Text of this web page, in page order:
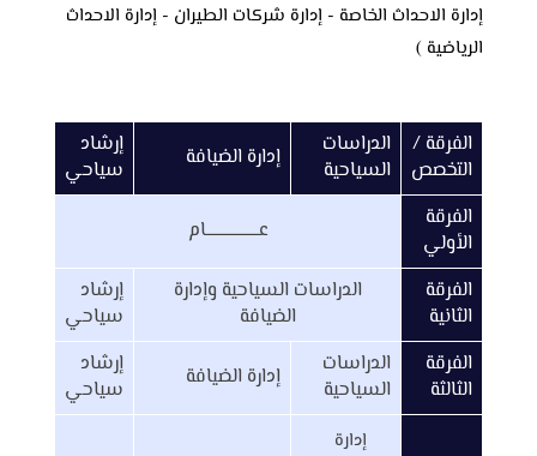
إدارة الاحداث الخاصة - إدارة شركات الطيران - إدارة الاحداث
الرياضية )
الفرقة /
التخصص
الدراسات
السياحية
إدارة الضيافة
إرشاد
سياحي
الفرقة
الأولي
عــــــــــــــــــــــام
الفرقة
الثانية
الدراسات السياحية وإدارة
الضيافة
إرشاد
سياحي
الفرقة
الثالثة
الدراسات
السياحية
إدارة الضيافة
إرشاد
سياحي
إدارة